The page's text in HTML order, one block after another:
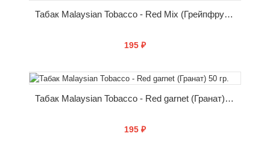
Табак Malaysian Tobacco - Red Mix (Грейпфрут) 50 гр.
195 ₽
КУПИТЬ
Табак Malaysian Tobacco - Red garnet (Гранат) 50 гр.
195 ₽